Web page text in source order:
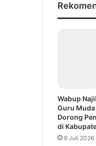
Wabup
Guru
Dorong
di
9 Juli 2026